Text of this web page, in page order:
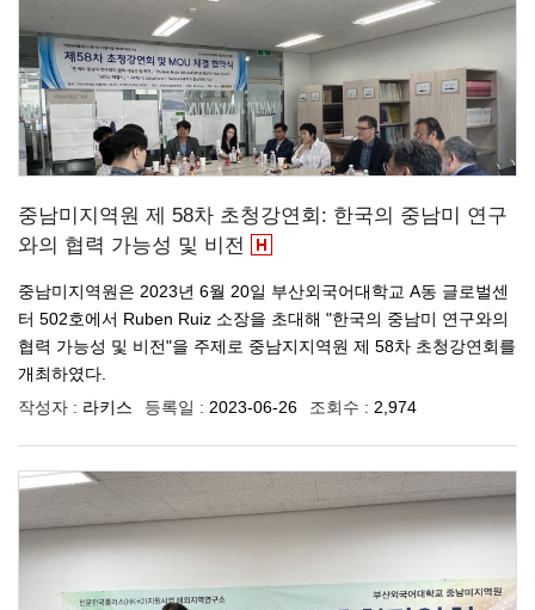
중남미지역원 제 58차 초청강연회: 한국의 중남미 연구
와의 협력 가능성 및 비전
중남미지역원은 2023년 6월 20일 부산외국어대학교 A동 글로벌센
터 502호에서 Ruben Ruiz 소장을 초대해 "한국의 중남미 연구와의
협력 가능성 및 비전"을 주제로 중남지지역원 제 58차 초청강연회를
개최하였다.
작성자 : 라키스 등록일 : 2023-06-26 조회수 : 2,974